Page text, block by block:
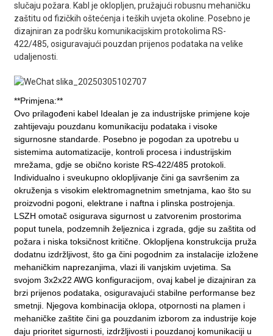
slučaju požara. Kabl je oklopljen, pružajući robusnu mehaničku
zaštitu od fizičkih oštećenja i teških uvjeta okoline. Posebno je
dizajniran za podršku komunikacijskim protokolima RS-
422/485, osiguravajući pouzdan prijenos podataka na velike
udaljenosti.
**Primjena:**
Ovo prilagođeni kabelIdealan je za industrijske primjene koje
zahtijevaju pouzdanu komunikaciju podataka i visoke
sigurnosne standarde. Posebno je pogodan za upotrebu u
sistemima automatizacije, kontroli procesa i industrijskim
mrežama, gdje se obično koriste RS-422/485 protokoli.
Individualno i sveukupno oklopljivanje čini ga savršenim za
okruženja s visokim elektromagnetnim smetnjama, kao što su
proizvodni pogoni, elektrane i naftna i plinska postrojenja.
LSZH omotač osigurava sigurnost u zatvorenim prostorima
poput tunela, podzemnih željeznica i zgrada, gdje su zaštita od
požara i niska toksičnost kritične. Oklopljena konstrukcija pruža
dodatnu izdržljivost, što ga čini pogodnim za instalacije izložene
mehaničkim naprezanjima, vlazi ili vanjskim uvjetima. Sa
svojom 3x2x22 AWG konfiguracijom, ovaj kabel je dizajniran za
brzi prijenos podataka, osiguravajući stabilne performanse bez
smetnji. Njegova kombinacija oklopa, otpornosti na plamen i
mehaničke zaštite čini ga pouzdanim izborom za industrije koje
daju prioritet sigurnosti, izdržljivosti i pouzdanoj komunikaciji u